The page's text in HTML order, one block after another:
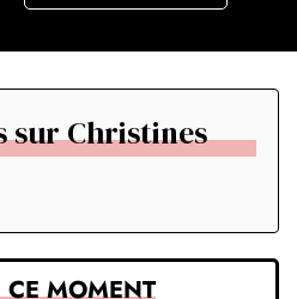
sur Christines
MOMENT